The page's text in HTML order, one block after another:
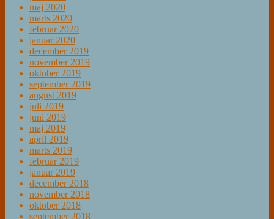
maj 2020
marts 2020
februar 2020
januar 2020
december 2019
november 2019
oktober 2019
september 2019
august 2019
juli 2019
juni 2019
maj 2019
april 2019
marts 2019
februar 2019
januar 2019
december 2018
november 2018
oktober 2018
september 2018